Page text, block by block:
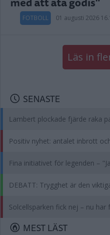
FOTBOLL 01 augusti 2026
Läs in
SENASTE
Lambert plockade fjärde raka
Positiv nyhet: antalet inbrott
Fina initiativet för legenden –
DEBATT: Trygghet är den
Solcellsparken fick nej – nu
MEST LÄST